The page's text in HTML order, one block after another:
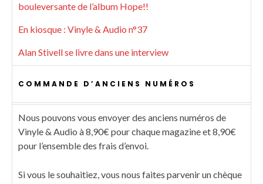
bouleversante de l’album Hope!!
En kiosque : Vinyle & Audio n°37
Alan Stivell se livre dans une interview
COMMANDE D’ANCIENS NUMÉROS
Nous pouvons vous envoyer des anciens numéros de
Vinyle & Audio à 8,90€ pour chaque magazine et 8,90€
pour l’ensemble des frais d’envoi.
Si vous le souhaitiez, vous nous faites parvenir un chèque